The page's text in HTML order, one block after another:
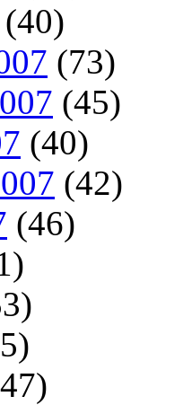
(40)
(73)
(45)
(40)
(42)
(46)